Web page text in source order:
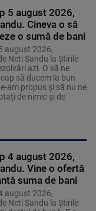
5 august 2026,
Cineva o să
o sumă de bani
august 2026,
Neti Sandu la Știrile
azi. O să ne
să ducem la bun
am propus și să nu ne
de nimic și de
4 august 2026,
Vine o ofertă
suma de bani
august 2026,
Neti Sandu la Știrile